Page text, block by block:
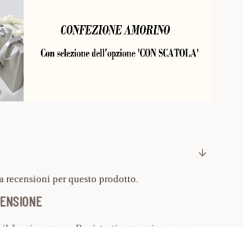
recensioni per questo prodotto.